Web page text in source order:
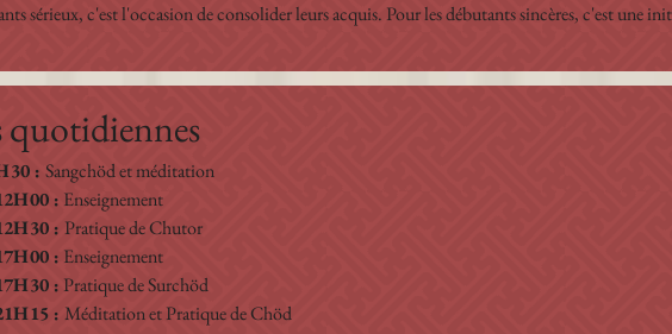
sérieux, c'est l'occasion de consolider leurs acquis. Pour les débutants sincères, c'est une
quotidiennes
: Sangchöd et méditation
: Enseignement
: Pratique de Chutor
: Enseignement
: Pratique de Surchöd
: Méditation et Pratique de Chöd